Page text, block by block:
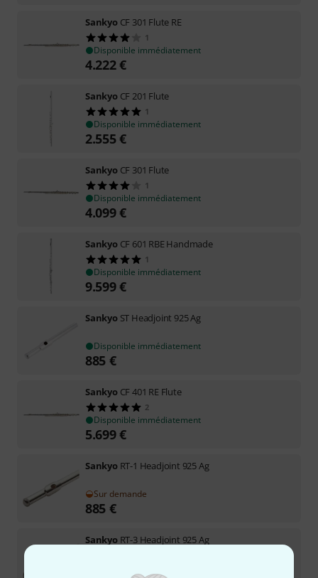
Sankyo CF 301 Flute RE
1
Disponible immédiatement
4.222€
Sankyo CF 201 Flute
1
Disponible immédiatement
2.555€
Sankyo CF 301 Flute
1
Disponible immédiatement
4.099€
Sankyo CF 601 RBE Handmade
1
Disponible immédiatement
9.599€
Sankyo ST Headjoint 925 Ag
Disponible immédiatement
885 €
Sankyo CF 401 RE Flute
2
Disponible immédiatement
5.699€
Sankyo RT-1 Headjoint 925 Ag
Sur demande
885 €
Sankyo RT-3 Headjoint 925 Ag